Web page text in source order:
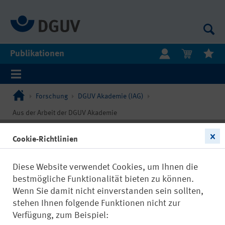
Publikationen
Forschung DGUV Akademie (IAG)
Aus der Arbeit der DGUV Akademie
Cookie-Richtlinien
Diese Website verwendet Cookies, um Ihnen die
bestmögliche Funktionalität bieten zu können.
Wenn Sie damit nicht einverstanden sein sollten,
stehen Ihnen folgende Funktionen nicht zur
Verfügung, zum Beispiel: